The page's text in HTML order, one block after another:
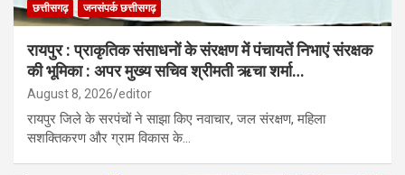
छत्तीसगढ़ जनसंपर्क छत्तीसगढ़
रायपुर : प्राकृतिक संसाधनों के संरक्षण में पंचायतें निभाएं संरक्षक
की भूमिका : अपर मुख्य सचिव श्रीमती ऋचा शर्मा…
August 8, 2026 editor
रायपुर जिले के सरपंचों ने साझा किए नवाचार, जल संरक्षण, महिला
सशक्तिकरण और ग्राम विकास के…